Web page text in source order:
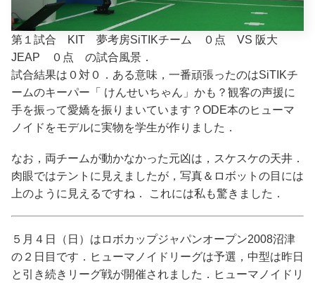
第１試合 KIT 夢考房SiTIKチーム ０点 VS 阪大
JEAP ０点 の試合風景．
試合結果は０対０．ある意味，一番頑張ったのはSiTIKチ
ームのキーパー「 けんせいちゃん」かも？観客の声援に
手を振って愛嬌を振りまいています？ODE本のヒューマ
ノイドをモデルに実物を学生が作りました．
なお，両チームが動かなかった元凶は，スケスケの天井．
肉眼ではテントに見えましたが，写真＆ロボットの目には
上のように見えるですね． これには私も驚きました．
５月４日（日）はロボカップジャパンオープン2008沼津
の２日目です．ヒューマノイドリーグは予選，中型は昨日
と引き続きリーグ戦が開催されました．ヒューマノイドリ